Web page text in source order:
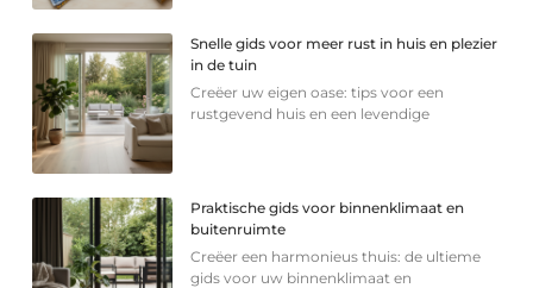
Snelle gids voor meer rust in huis en plezier
in de tuin
Creëer uw eigen oase: tips voor een
rustgevend huis en een levendige
Praktische gids voor binnenklimaat en
buitenruimte
Creëer een harmonieus thuis: de ultieme
gids voor uw binnenklimaat en